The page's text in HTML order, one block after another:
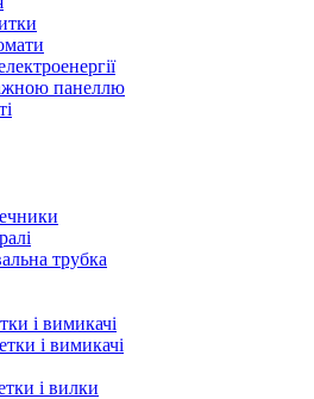
панеллю
трубка
і вимикачі
і вимикачі
і вилки